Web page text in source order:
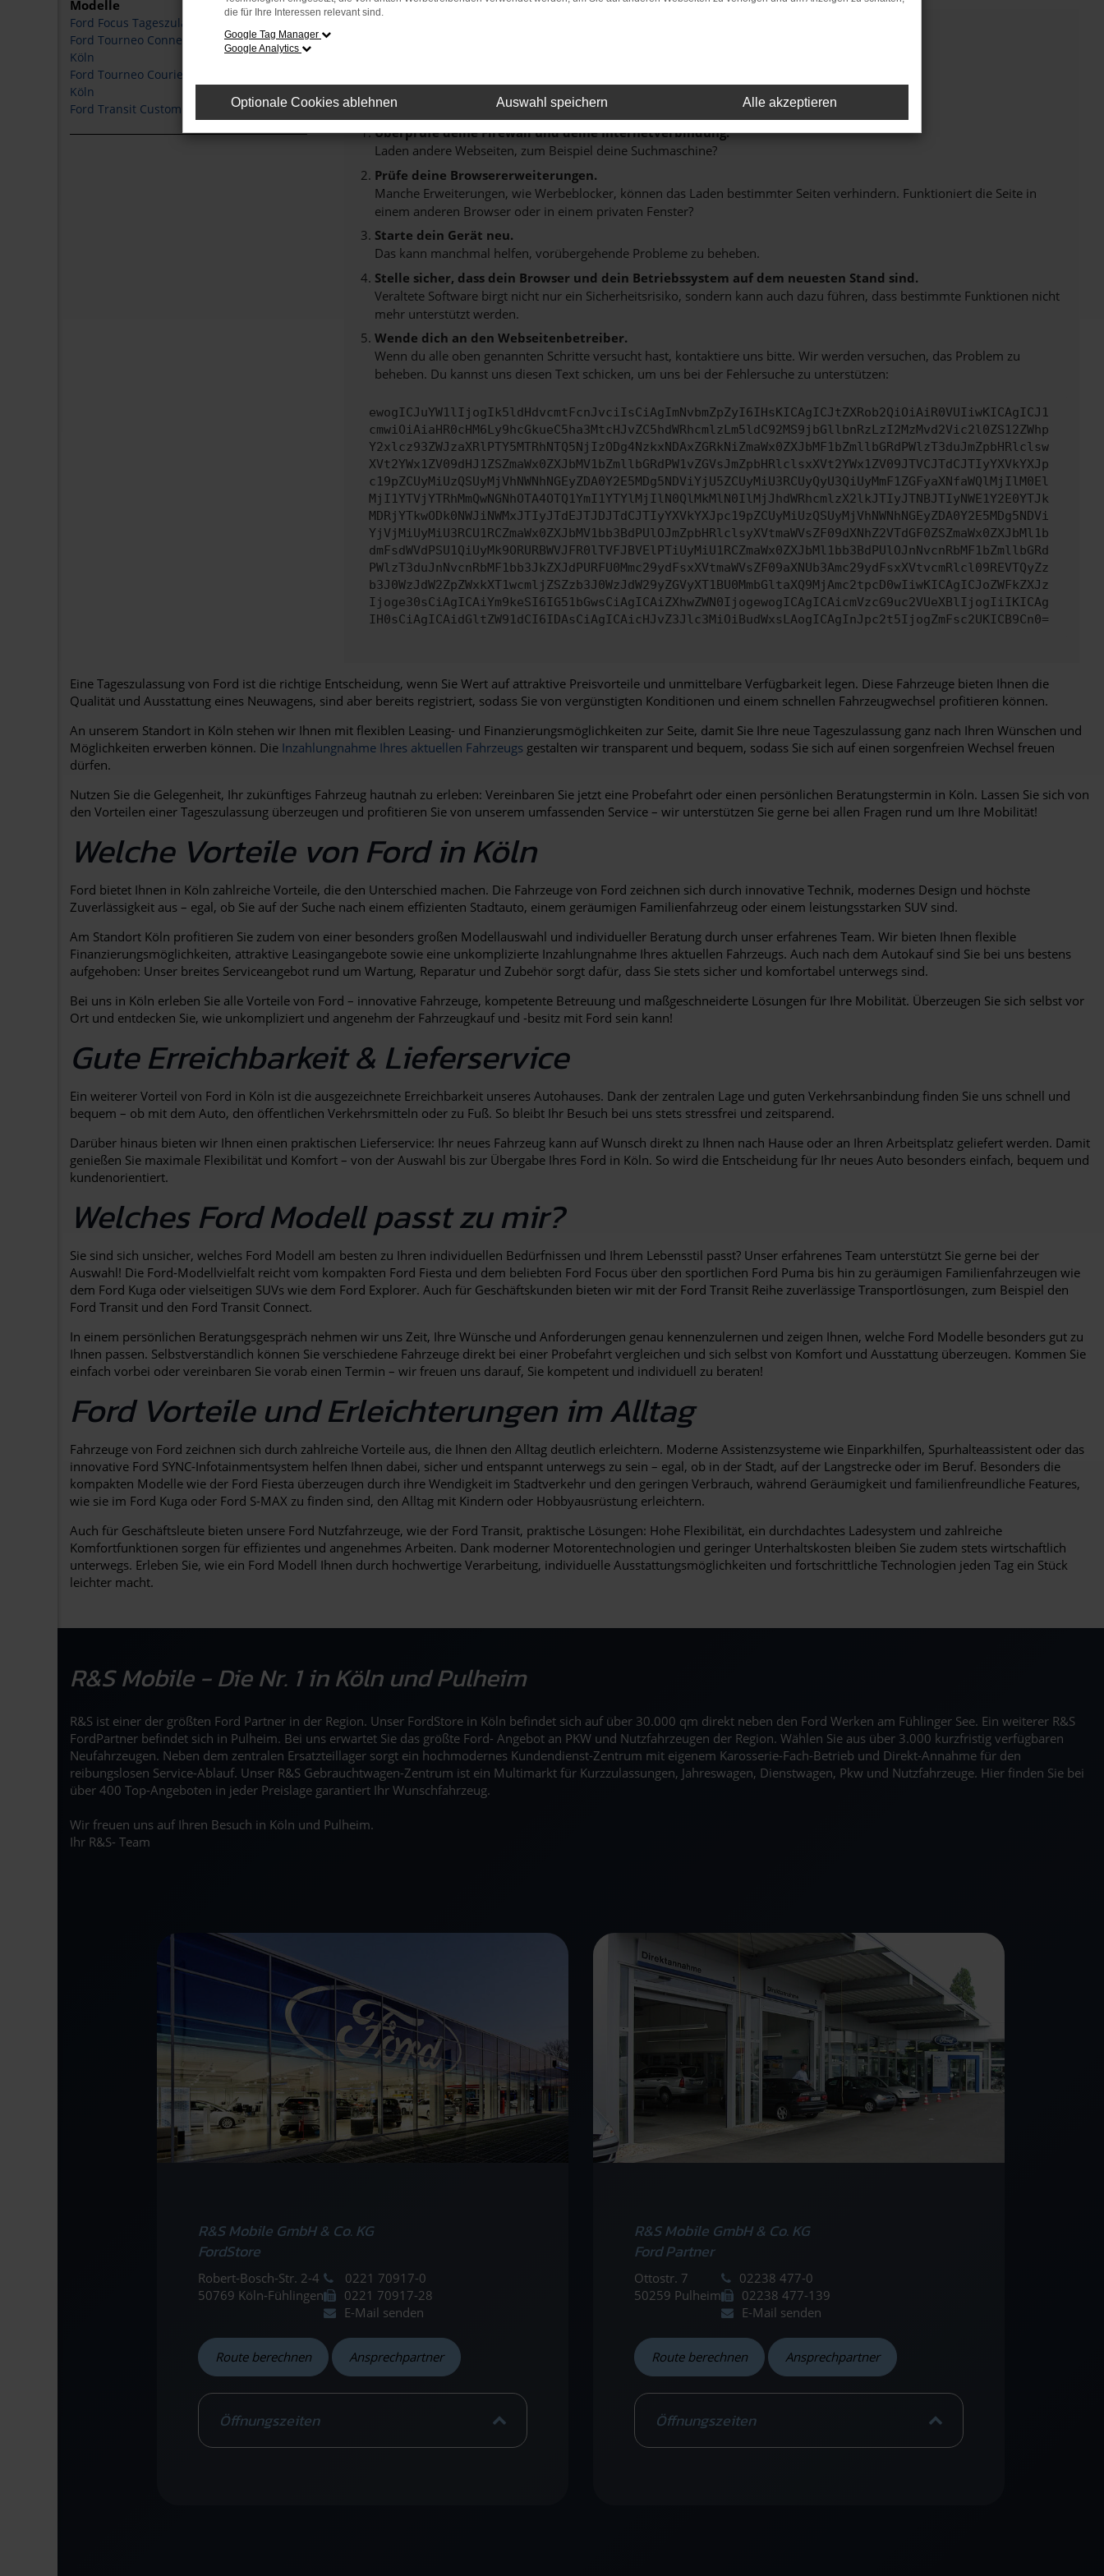
Modelle
Ford Focus Tageszulassung Köln
Ford Tourneo Connect Tageszulassung
Köln
Ford Tourneo Courier Tageszulassung
Köln
Ford Transit Custom Tageszulassung Köln
Beim Laden ist ein Fehler aufgetreten.
Hier sind ein paar Tipps, die dir helfen können:
Überprüfe deine Firewall und deine Internetverbindung.
Laden andere Webseiten, zum Beispiel deine Suchmaschine?
Prüfe deine Browsererweiterungen.
Manche Erweiterungen, wie Werbeblocker, können das Laden bestimmter Seiten verhindern. Funktioniert die Seite in
einem anderen Browser oder in einem privaten Fenster?
Starte dein Gerät neu.
Das kann manchmal helfen, vorübergehende Probleme zu beheben.
Stelle sicher, dass dein Browser und dein Betriebssystem auf dem neuesten Stand sind.
Veraltete Software birgt nicht nur ein Sicherheitsrisiko, sondern kann auch dazu führen, dass bestimmte Funktionen nicht
mehr unterstützt werden.
Wende dich an den Webseitenbetreiber.
Wenn du alle oben genannten Schritte versucht hast, kontaktiere uns bitte. Wir werden versuchen, das Problem zu
beheben. Du kannst uns diesen Text schicken, um uns bei der Fehlersuche zu unterstützen:
ewogICJuYW1lIjogIk5ldHdvcmtFcnJvciIsCiAgImNvbmZpZyI6IHsKICAgICJtZXRob2QiOiAiR0VUIiwKICAgICJ1
cmwiOiAiaHR0cHM6Ly9hcGkueC5ha3MtcHJvZC5hdWRhcmlzLm5ldC92MS9jbGllbnRzLzI2MzMvd2Vic2l0ZS12ZWhp
Y2xlcz93ZWJzaXRlPTY5MTRhNTQ5NjIzODg4NzkxNDAxZGRkNiZmaWx0ZXJbMF1bZmllbGRdPWlzT3duJmZpbHRlclsw
XVt2YWx1ZV09dHJ1ZSZmaWx0ZXJbMV1bZmllbGRdPW1vZGVsJmZpbHRlclsxXVt2YWx1ZV09JTVCJTdCJTIyYXVkYXJp
c19pZCUyMiUzQSUyMjVhNWNhNGEyZDA0Y2E5MDg5NDViYjU5ZCUyMiU3RCUyQyU3QiUyMmF1ZGFyaXNfaWQlMjIlM0El
MjI1YTVjYTRhMmQwNGNhOTA4OTQ1YmI1YTYlMjIlN0QlMkMlN0IlMjJhdWRhcmlzX2lkJTIyJTNBJTIyNWE1Y2E0YTJk
MDRjYTkwODk0NWJiNWMxJTIyJTdEJTJDJTdCJTIyYXVkYXJpc19pZCUyMiUzQSUyMjVhNWNhNGEyZDA0Y2E5MDg5NDVi
YjVjMiUyMiU3RCU1RCZmaWx0ZXJbMV1bb3BdPUlOJmZpbHRlclsyXVtmaWVsZF09dXNhZ2VTdGF0ZSZmaWx0ZXJbMl1b
dmFsdWVdPSU1QiUyMk9ORURBWVJFR0lTVFJBVElPTiUyMiU1RCZmaWx0ZXJbMl1bb3BdPUlOJnNvcnRbMF1bZmllbGRd
PWlzT3duJnNvcnRbMF1bb3JkZXJdPURFU0Mmc29ydFsxXVtmaWVsZF09aXNUb3Amc29ydFsxXVtvcmRlcl09REVTQyZz
b3J0WzJdW2ZpZWxkXT1wcmljZSZzb3J0WzJdW29yZGVyXT1BU0MmbGltaXQ9MjAmc2tpcD0wIiwKICAgICJoZWFkZXJz
Ijoge30sCiAgICAiYm9keSI6IG51bGwsCiAgICAiZXhwZWN0IjogewogICAgICAicmVzcG9uc2VUeXBlIjogIiIKICAg
IH0sCiAgICAidGltZW91dCI6IDAsCiAgICAicHJvZ3Jlc3MiOiBudWxsLAogICAgInJpc2t5IjogZmFsc2UKICB9Cn0=
Eine Tageszulassung von Ford ist die richtige Entscheidung, wenn Sie Wert auf attraktive Preisvorteile und unmittelbare Verfügbarkeit legen. Diese Fahrzeuge bieten Ihnen die
Qualität und Ausstattung eines Neuwagens, sind aber bereits registriert, sodass Sie von vergünstigten Konditionen und einem schnellen Fahrzeugwechsel profitieren können.
An unserem Standort in Köln stehen wir Ihnen mit flexiblen Leasing- und Finanzierungsmöglichkeiten zur Seite, damit Sie Ihre neue Tageszulassung ganz nach Ihren Wünschen und
Möglichkeiten erwerben können. Die Inzahlungnahme Ihres aktuellen Fahrzeugs gestalten wir transparent und bequem, sodass Sie sich auf einen sorgenfreien Wechsel freuen
dürfen.
Nutzen Sie die Gelegenheit, Ihr zukünftiges Fahrzeug hautnah zu erleben: Vereinbaren Sie jetzt eine Probefahrt oder einen persönlichen Beratungstermin in Köln. Lassen Sie sich von
den Vorteilen einer Tageszulassung überzeugen und profitieren Sie von unserem umfassenden Service – wir unterstützen Sie gerne bei allen Fragen rund um Ihre Mobilität!
Welche Vorteile von Ford in Köln
Ford bietet Ihnen in Köln zahlreiche Vorteile, die den Unterschied machen. Die Fahrzeuge von Ford zeichnen sich durch innovative Technik, modernes Design und höchste
Zuverlässigkeit aus – egal, ob Sie auf der Suche nach einem effizienten Stadtauto, einem geräumigen Familienfahrzeug oder einem leistungsstarken SUV sind.
Am Standort Köln profitieren Sie zudem von einer besonders großen Modellauswahl und individueller Beratung durch unser erfahrenes Team. Wir bieten Ihnen flexible
Finanzierungsmöglichkeiten, attraktive Leasingangebote sowie eine unkomplizierte Inzahlungnahme Ihres aktuellen Fahrzeugs. Auch nach dem Autokauf sind Sie bei uns bestens
aufgehoben: Unser breites Serviceangebot rund um Wartung, Reparatur und Zubehör sorgt dafür, dass Sie stets sicher und komfortabel unterwegs sind.
Bei uns in Köln erleben Sie alle Vorteile von Ford – innovative Fahrzeuge, kompetente Betreuung und maßgeschneiderte Lösungen für Ihre Mobilität. Überzeugen Sie sich selbst vor
Ort und entdecken Sie, wie unkompliziert und angenehm der Fahrzeugkauf und -besitz mit Ford sein kann!
Gute Erreichbarkeit & Lieferservice
Ein weiterer Vorteil von Ford in Köln ist die ausgezeichnete Erreichbarkeit unseres Autohauses. Dank der zentralen Lage und guten Verkehrsanbindung finden Sie uns schnell und
bequem – ob mit dem Auto, den öffentlichen Verkehrsmitteln oder zu Fuß. So bleibt Ihr Besuch bei uns stets stressfrei und zeitsparend.
Darüber hinaus bieten wir Ihnen einen praktischen Lieferservice: Ihr neues Fahrzeug kann auf Wunsch direkt zu Ihnen nach Hause oder an Ihren Arbeitsplatz geliefert werden. Damit
genießen Sie maximale Flexibilität und Komfort – von der Auswahl bis zur Übergabe Ihres Ford in Köln. So wird die Entscheidung für Ihr neues Auto besonders einfach, bequem und
kundenorientiert.
Welches Ford Modell passt zu mir?
Sie sind sich unsicher, welches Ford Modell am besten zu Ihren individuellen Bedürfnissen und Ihrem Lebensstil passt? Unser erfahrenes Team unterstützt Sie gerne bei der
Auswahl! Die Ford-Modellvielfalt reicht vom kompakten Ford Fiesta und dem beliebten Ford Focus über den sportlichen Ford Puma bis hin zu geräumigen Familienfahrzeugen wie
dem Ford Kuga oder vielseitigen SUVs wie dem Ford Explorer. Auch für Geschäftskunden bieten wir mit der Ford Transit Reihe zuverlässige Transportlösungen, zum Beispiel den
Ford Transit und den Ford Transit Connect.
In einem persönlichen Beratungsgespräch nehmen wir uns Zeit, Ihre Wünsche und Anforderungen genau kennenzulernen und zeigen Ihnen, welche Ford Modelle besonders gut zu
Ihnen passen. Selbstverständlich können Sie verschiedene Fahrzeuge direkt bei einer Probefahrt vergleichen und sich selbst von Komfort und Ausstattung überzeugen. Kommen Sie
einfach vorbei oder vereinbaren Sie vorab einen Termin – wir freuen uns darauf, Sie kompetent und individuell zu beraten!
Ford Vorteile und Erleichterungen im Alltag
Fahrzeuge von Ford zeichnen sich durch zahlreiche Vorteile aus, die Ihnen den Alltag deutlich erleichtern. Moderne Assistenzsysteme wie Einparkhilfen, Spurhalteassistent oder das
innovative Ford SYNC-Infotainmentsystem helfen Ihnen dabei, sicher und entspannt unterwegs zu sein – egal, ob in der Stadt, auf der Langstrecke oder im Beruf. Besonders die
kompakten Modelle wie der Ford Fiesta überzeugen durch ihre Wendigkeit im Stadtverkehr und den geringen Verbrauch, während Geräumigkeit und familienfreundliche Features,
wie sie im Ford Kuga oder Ford S-MAX zu finden sind, den Alltag mit Kindern oder Hobbyausrüstung erleichtern.
Auch für Geschäftsleute bieten unsere Ford Nutzfahrzeuge, wie der Ford Transit, praktische Lösungen: Hohe Flexibilität, ein durchdachtes Ladesystem und zahlreiche
Komfortfunktionen sorgen für effizientes und angenehmes Arbeiten. Dank moderner Motorentechnologien und geringer Unterhaltskosten bleiben Sie zudem stets wirtschaftlich
unterwegs. Erleben Sie, wie ein Ford Modell Ihnen durch hochwertige Verarbeitung, individuelle Ausstattungsmöglichkeiten und fortschrittliche Technologien jeden Tag ein Stück
leichter macht.
R&S Mobile - Die Nr. 1 in Köln und Pulheim
R&S ist einer der größten Ford Partner in der Region. Unser FordStore in Köln befindet sich auf über 30.000 qm direkt neben den Ford Werken am Fühlinger See. Ein weiterer R&S
FordPartner befindet sich in Pulheim. Bei uns erwartet Sie das größte Ford- Angebot an PKW und Nutzfahrzeugen der Region. Wählen Sie aus über 3.000 kurzfristig verfügbaren
Neufahrzeugen. Neben dem zentralen Ersatzteillager sorgt ein hochmodernes Kundendienst-Zentrum mit eigenem Karosserie-Fach-Betrieb und Direkt-Annahme für den
reibungslosen Service-Ablauf. Unser R&S Gebrauchtwagen-Zentrum ist ein Multimarkt für Kurzzulassungen, Jahreswagen, Dienstwagen, Pkw und Nutzfahrzeuge. Hier finden Sie bei
über 400 Top-Angeboten in jeder Preislage garantiert Ihr Wunschfahrzeug.
Wir freuen uns auf Ihren Besuch in Köln und Pulheim.
Ihr R&S- Team
R&S Mobile GmbH & Co. KG
FordStore
Robert-Bosch-Str. 2-4
50769 Köln-Fühlingen
0221 70917-0
0221 70917-28
E-Mail senden
Route berechnen Ansprechpartner
Öffnungszeiten
R&S Mobile GmbH & Co. KG
Ford Partner
Ottostr. 7
50259 Pulheim
02238 477-0
02238 477-139
E-Mail senden
Route berechnen Ansprechpartner
Öffnungszeiten
die für Ihre Interessen relevant sind.
Google Tag Manager
Google Analytics
Optionale Cookies ablehnen Auswahl speichern Alle akzeptieren